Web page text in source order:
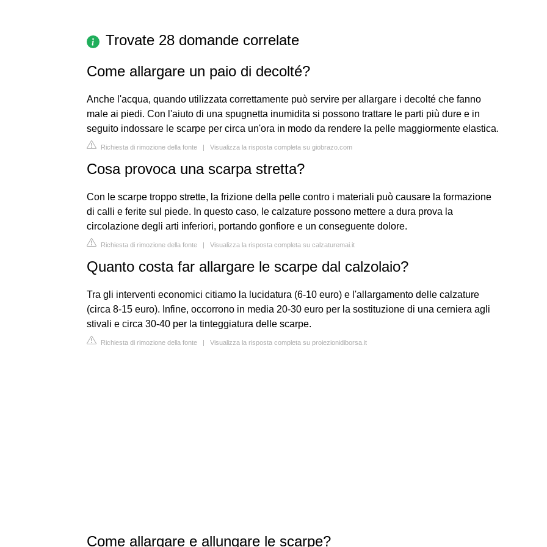
Trovate 28 domande correlate
Come allargare un paio di decolté?
Anche l'acqua, quando utilizzata correttamente può servire per allargare i decolté che fanno
male ai piedi. Con l'aiuto di una spugnetta inumidita si possono trattare le parti più dure e in
seguito indossare le scarpe per circa un'ora in modo da rendere la pelle maggiormente elastica.
Richiesta di rimozione della fonte | Visualizza la risposta completa su giobrazo.com
Cosa provoca una scarpa stretta?
Con le scarpe troppo strette, la frizione della pelle contro i materiali può causare la formazione
di calli e ferite sul piede. In questo caso, le calzature possono mettere a dura prova la
circolazione degli arti inferiori, portando gonfiore e un conseguente dolore.
Richiesta di rimozione della fonte | Visualizza la risposta completa su calzaturemai.it
Quanto costa far allargare le scarpe dal calzolaio?
Tra gli interventi economici citiamo la lucidatura (6-10 euro) e l'allargamento delle calzature
(circa 8-15 euro). Infine, occorrono in media 20-30 euro per la sostituzione di una cerniera agli
stivali e circa 30-40 per la tinteggiatura delle scarpe.
Richiesta di rimozione della fonte | Visualizza la risposta completa su proiezionidiborsa.it
Come allargare e allungare le scarpe?